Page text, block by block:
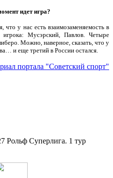
идет игра?
у нас есть взаимозаменяемость в
Мусэрский, Павлов. Четыре
Можно, наверное, сказать, что у
и еще третий в России остался.
портала "Советский спорт"
Рольф Суперлига. 1 тур